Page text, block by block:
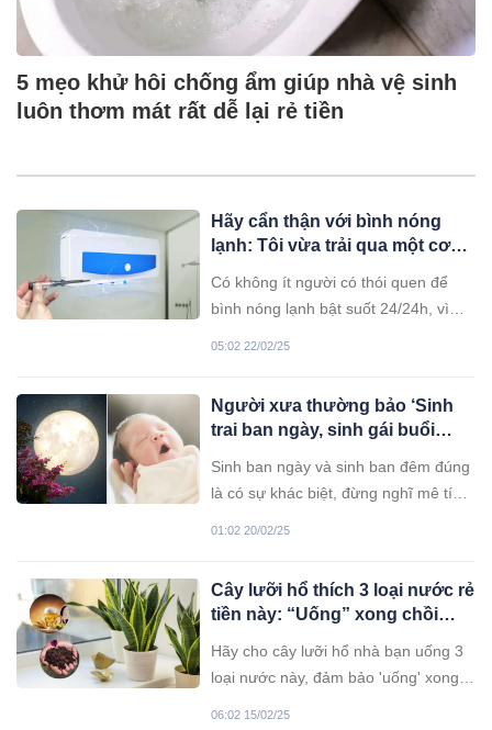
5 mẹo khử hôi chống ẩm giúp nhà vệ sinh
luôn thơm mát rất dễ lại rẻ tiền
Hãy cẩn thận với bình nóng
lạnh: Tôi vừa trải qua một cơn
Có không ít người có thói quen để
bình nóng lạnh bật suốt 24/24h, vì
nay tôi phải cẩn thận hơn sau khi biết
được câu chuyện này...
05:02 22/02/25
Người xưa thường bảo ‘Sinh
trai ban ngày, sinh gái buổi
Sinh ban ngày và sinh ban đêm đúng
là có sự khác biệt, đừng nghĩ mê tín
01:02 20/02/25
Cây lưỡi hổ thích 3 loại nước rẻ
tiền này: “Uống” xong chồi
Hãy cho cây lưỡi hổ nhà bạn uống 3
loại nước này, đảm bảo 'uống' xong
06:02 15/02/25